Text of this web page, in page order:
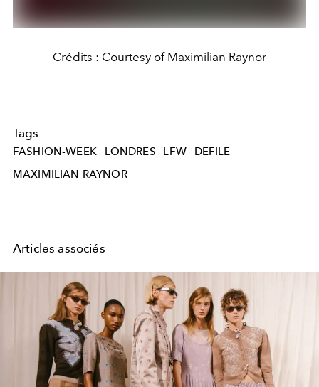
Crédits : Courtesy of Maximilian Raynor
Tags
FASHION-WEEK LONDRES LFW
DEFILE
MAXIMILIAN RAYNOR
Articles associés